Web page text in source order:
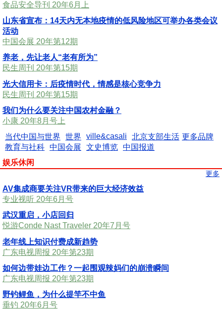
食品安全导刊 20年6月上
山东省宣布：14天内无本地疫情的低风险地区可举办各类会议
活动
中国会展 20年第12期
养老，先让老人“老有所为”
民生周刊 20年第15期
光大信用卡：后疫情时代，情感是核心竞争力
民生周刊 20年第15期
我们为什么要关注中国农村金融？
小康 20年8月号上
当代中国与世界
世界 ville&casali
北京支部生活
教育与社科 中国会展 文史博览 中国报道
更多品牌
娱乐休闲
更多
AV集成商要关注VR带来的巨大经济效益
专业视听 20年6月号
武汉重启，小店回归
悦游Conde Nast Traveler 20年7月号
老年线上知识付费成新趋势
广东电视周报 20年第23期
如何边带娃边工作？一起围观辣妈们的崩溃瞬间
广东电视周报 20年第23期
野钓鲤鱼，为什么提竿不中鱼
垂钓 20年6月号